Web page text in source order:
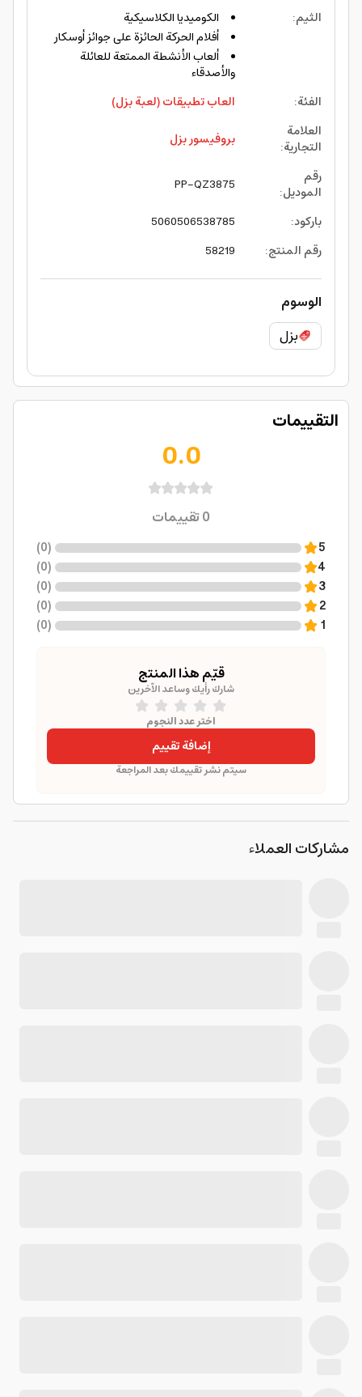
الثيم:
الكوميديا الكلاسيكية
أفلام الحركة الحائزة على جوائز أوسكار
ألعاب الأنشطة الممتعة للعائلة
والأصدقاء
الفئة:
العاب تطبيقات (لعبة بزل)
العلامة
التجارية:
بروفيسور بزل
رقم
الموديل:
PP-QZ3875
باركود:
5060506538785
رقم المنتج:
58219
الوسوم
بزل
التقييمات
0.0
0تقييمات
5
(
0
)
4
(
0
)
3
(
0
)
2
(
0
)
1
(
0
)
قيّم هذا المنتج
شارك رأيك وساعد الآخرين
اختر عدد النجوم
إضافة تقييم
سيتم نشر تقييمك بعد المراجعة
مشاركات العملاء